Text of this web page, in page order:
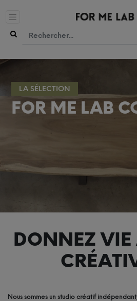
LA SÉLECTION
FOR ME LAB
DONNEZ VIE
Nous sommes un studio créatif